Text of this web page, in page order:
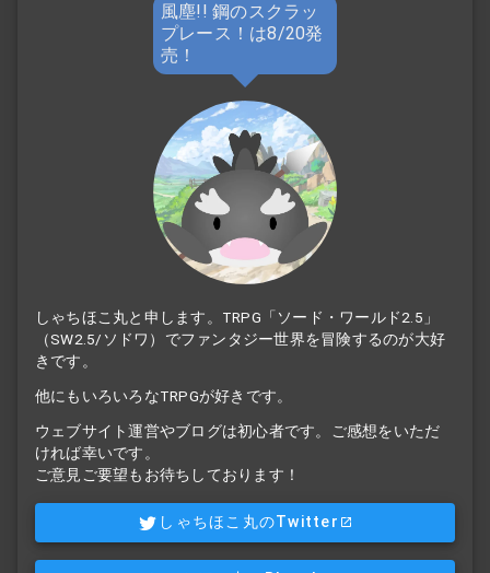
風塵!! 鋼のスクラッ
プレース！は8/20発
売！
しゃちほこ丸と申します。TRPG「ソード・ワールド2.5」
（SW2.5/ソドワ）でファンタジー世界を冒険するのが大好
きです。
他にもいろいろなTRPGが好きです。
ウェブサイト運営やブログは初心者です。ご感想をいただ
ければ幸いです。
ご意見ご要望もお待ちしております！
しゃちほこ丸のTwitter